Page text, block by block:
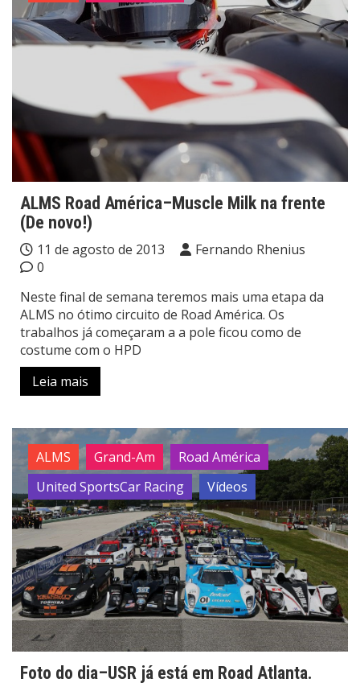
ALMS Road América–Muscle Milk na frente
(De novo!)
11 de agosto de 2013
Fernando Rhenius
0
Neste final de semana teremos mais uma etapa da
ALMS no ótimo circuito de Road América. Os
trabalhos já começaram a a pole ficou como de
costume com o HPD
Leia mais
ALMS Grand-Am
Road América
United SportsCar Racing
Vídeos
Foto do dia–USR já está em Road Atlanta.